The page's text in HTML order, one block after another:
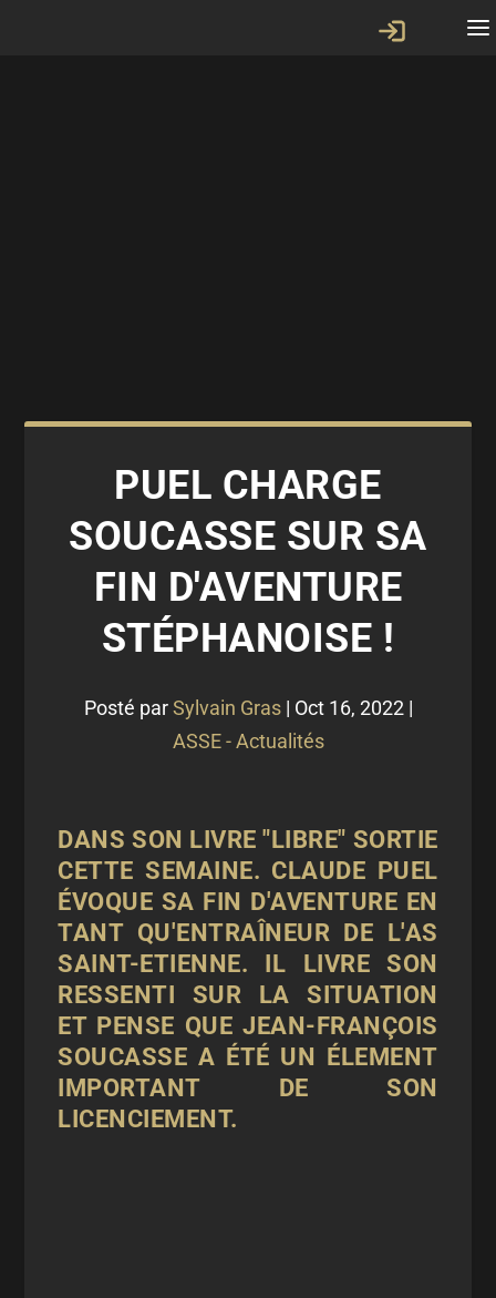
PUEL CHARGE
SOUCASSE SUR SA
FIN D'AVENTURE
STÉPHANOISE !
Posté parSylvain Gras| Oct 16, 2022|
ASSE - Actualités
DANS SON LIVRE "LIBRE" SORTIE
CETTE SEMAINE. CLAUDE PUEL
ÉVOQUE SA FIN D'AVENTURE EN
TANT QU'ENTRAÎNEUR DE L'AS
SAINT-ETIENNE. IL LIVRE SON
RESSENTI SUR LA SITUATION
ET PENSE QUE JEAN-FRANÇOIS
SOUCASSE A ÉTÉ UN ÉLEMENT
IMPORTANT DE SON
LICENCIEMENT.